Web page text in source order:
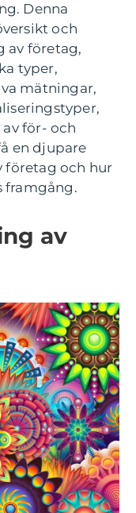
Denna
och
av företag,
typer,
mätningar,
för- och
en djupare
företag och hur
framgång.
av